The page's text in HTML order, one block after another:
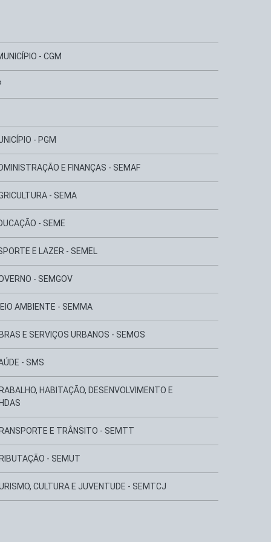
- CGM
- PGM
E FINANÇAS - SEMAF
- SEMA
- SEME
E LAZER - SEMEL
- SEMGOV
AMBIENTE - SEMMA
E SERVIÇOS URBANOS - SEMOS
- SMS
HABITAÇÃO, DESENVOLVIMENTO E
E TRÂNSITO - SEMTT
- SEMUT
CULTURA E JUVENTUDE - SEMTCJ